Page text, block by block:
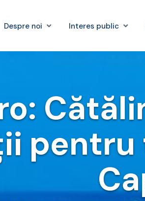
Despre noi Interes public
pentru